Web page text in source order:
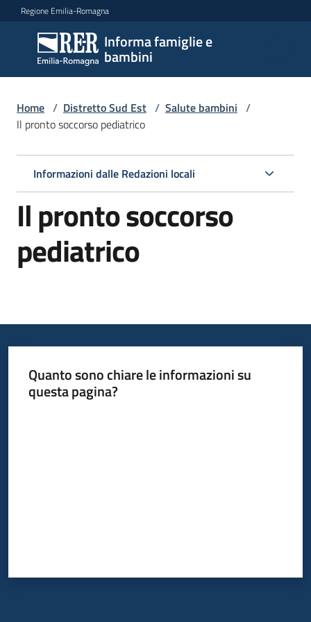
Vai al contenuto
Vai alla navigazione
Vai al footer
Regione Emilia-Romagna
Informa famiglie e
bambini
Informa
famiglie
e
bambini
Argomenti
Servizi
Centri
per
locali
Home / Distretto Sud Est / Salute bambini /
Il pronto soccorso pediatrico
Informazioni dalle Redazioni locali
Il pronto soccorso
pediatrico
Quanto sono chiare le informazioni su
questa pagina?